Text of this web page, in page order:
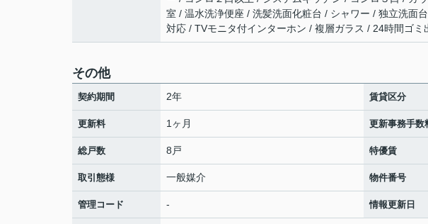
室 / 温水洗浄便座 / 洗髪洗面化粧台 / シャワー / 独立洗面
対応 / TVモニタ付インターホン / 複層ガラス / 24時間ゴ
その他
契約期間 2年 賃貸区分
更新料 1ヶ月 更新事務手数
総戸数 8戸 特優賃
取引態様 一般媒介 物件番号
管理コード - 情報更新日